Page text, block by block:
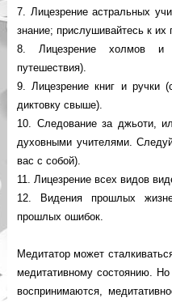
7. Лицезрение астральных
знание; прислушивайтесь к их
8. Лицезрение холмов и
путешествия).
9. Лицезрение книг и ручки
диктовку свыше).
10. Следование за джьоти,
духовными учителями.
вас с собой).
11. Лицезрение всех видов
12. Видения прошлых
прошлых ошибок.
Медитатор может
медитативному состоянию.
воспринимаются,